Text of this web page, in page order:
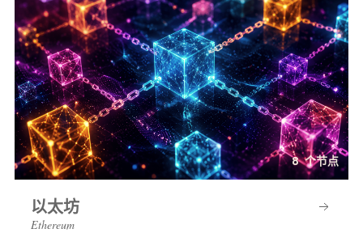
8 个节点
以太坊
Ethereum